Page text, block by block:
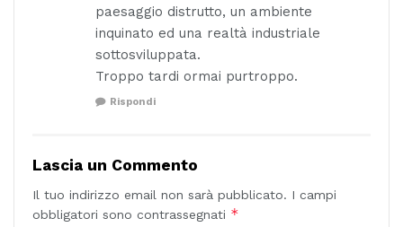
paesaggio distrutto, un ambiente
inquinato ed una realtà industriale
sottosviluppata.
Troppo tardi ormai purtroppo.
Rispondi
Lascia un Commento
Il tuo indirizzo email non sarà pubblicato. I campi
obbligatori sono contrassegnati *